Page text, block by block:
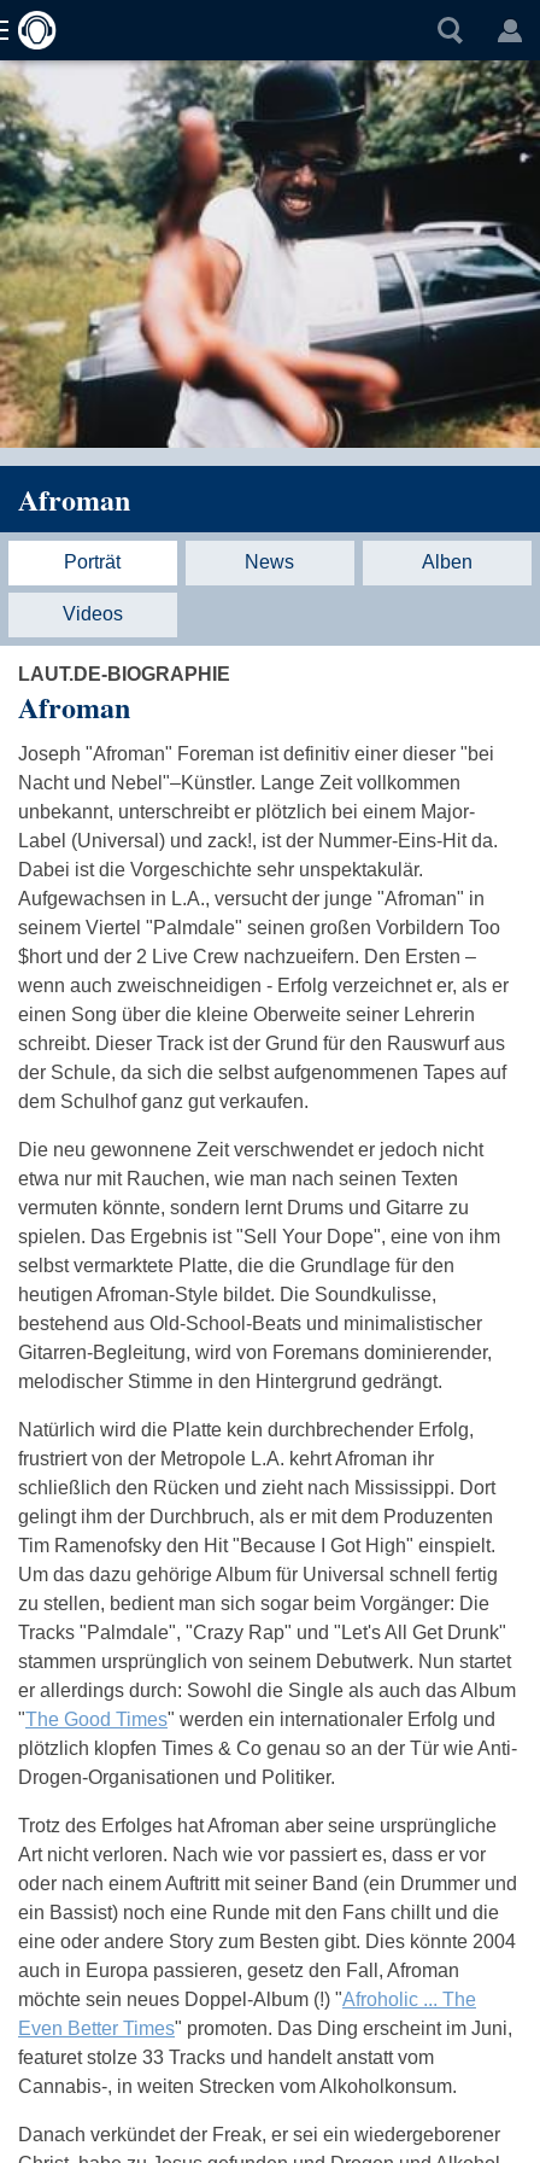
Afroman
Porträt News Alben
Videos
LAUT.DE-BIOGRAPHIE
Afroman
Joseph "Afroman" Foreman ist definitiv einer dieser "bei
Nacht und Nebel"–Künstler. Lange Zeit vollkommen
unbekannt, unterschreibt er plötzlich bei einem Major-
Label (Universal) und zack!, ist der Nummer-Eins-Hit da.
Dabei ist die Vorgeschichte sehr unspektakulär.
Aufgewachsen in L.A., versucht der junge "Afroman" in
seinem Viertel "Palmdale" seinen großen Vorbildern Too
$hort und der 2 Live Crew nachzueifern. Den Ersten –
wenn auch zweischneidigen - Erfolg verzeichnet er, als er
einen Song über die kleine Oberweite seiner Lehrerin
schreibt. Dieser Track ist der Grund für den Rauswurf aus
der Schule, da sich die selbst aufgenommenen Tapes auf
dem Schulhof ganz gut verkaufen.
Die neu gewonnene Zeit verschwendet er jedoch nicht
etwa nur mit Rauchen, wie man nach seinen Texten
vermuten könnte, sondern lernt Drums und Gitarre zu
spielen. Das Ergebnis ist "Sell Your Dope", eine von ihm
selbst vermarktete Platte, die die Grundlage für den
heutigen Afroman-Style bildet. Die Soundkulisse,
bestehend aus Old-School-Beats und minimalistischer
Gitarren-Begleitung, wird von Foremans dominierender,
melodischer Stimme in den Hintergrund gedrängt.
Natürlich wird die Platte kein durchbrechender Erfolg,
frustriert von der Metropole L.A. kehrt Afroman ihr
schließlich den Rücken und zieht nach Mississippi. Dort
gelingt ihm der Durchbruch, als er mit dem Produzenten
Tim Ramenofsky den Hit "Because I Got High" einspielt.
Um das dazu gehörige Album für Universal schnell fertig
zu stellen, bedient man sich sogar beim Vorgänger: Die
Tracks "Palmdale", "Crazy Rap" und "Let's All Get Drunk"
stammen ursprünglich von seinem Debutwerk. Nun startet
er allerdings durch: Sowohl die Single als auch das Album
"The Good Times" werden ein internationaler Erfolg und
plötzlich klopfen Times & Co genau so an der Tür wie Anti-
Drogen-Organisationen und Politiker.
Trotz des Erfolges hat Afroman aber seine ursprüngliche
Art nicht verloren. Nach wie vor passiert es, dass er vor
oder nach einem Auftritt mit seiner Band (ein Drummer und
ein Bassist) noch eine Runde mit den Fans chillt und die
eine oder andere Story zum Besten gibt. Dies könnte 2004
auch in Europa passieren, gesetz den Fall, Afroman
möchte sein neues Doppel-Album (!) "Afroholic ... The
Even Better Times" promoten. Das Ding erscheint im Juni,
featuret stolze 33 Tracks und handelt anstatt vom
Cannabis-, in weiten Strecken vom Alkoholkonsum.
Danach verkündet der Freak, er sei ein wiedergeborener